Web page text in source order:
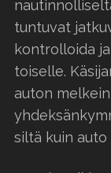
tuntuvat
kontrolloida
toiselle.
auton
siltä kuin auto